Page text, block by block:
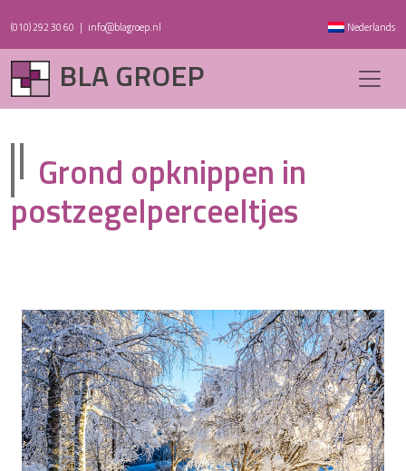
(010) 292 30 60 | info@blagroep.nl Nederlands
BLA GROEP
Grond opknippen in
postzegelperceeltjes